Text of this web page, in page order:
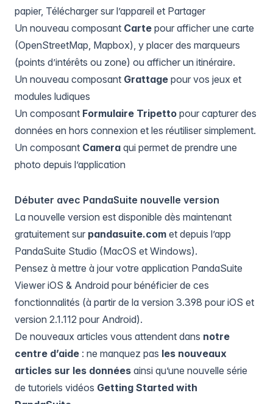
papier, Télécharger sur l’appareil et Partager
Un nouveau composant Carte pour afficher une carte
(OpenStreetMap, Mapbox), y placer des marqueurs
(points d’intérêts ou zone) ou afficher un itinéraire.
Un nouveau composant Grattage pour vos jeux et
modules ludiques
Un composant Formulaire Tripetto pour capturer des
données en hors connexion et les réutiliser simplement.
Un composant Camera qui permet de prendre une
photo depuis l’application
Débuter avec PandaSuite nouvelle version
La nouvelle version est disponible dès maintenant
gratuitement sur pandasuite.com et depuis l’app
PandaSuite Studio (MacOS et Windows).
Pensez à mettre à jour votre application PandaSuite
Viewer iOS & Android pour bénéficier de ces
fonctionnalités (à partir de la version 3.398 pour iOS et
version 2.1.112 pour Android).
De nouveaux articles vous attendent dans notre
centre d’aide : ne manquez pas les nouveaux
articles sur les données ainsi qu’une nouvelle série
de tutoriels vidéos Getting Started with